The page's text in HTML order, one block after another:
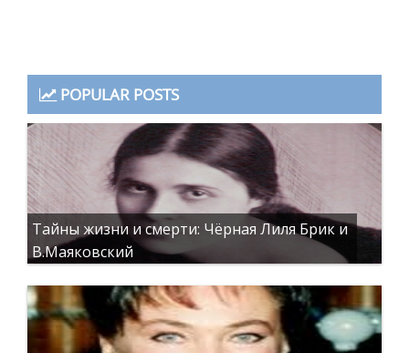
POPULAR POSTS
Тайны жизни и смерти: Чёрная Лиля Брик и
В.Маяковский